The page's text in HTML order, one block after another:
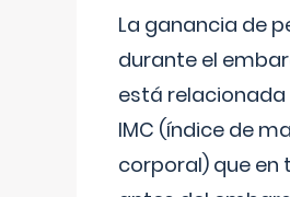
La ganancia de
durante el
está relacionada
IMC (índice de
corporal) que en